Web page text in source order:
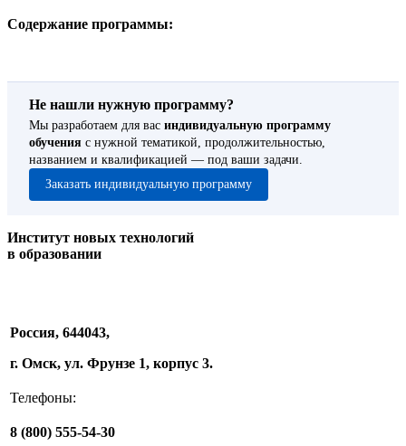
Содержание программы:
Не нашли нужную программу?
Мы разработаем для вас индивидуальную программу
обучения с нужной тематикой, продолжительностью,
названием и квалификацией — под ваши задачи.
Заказать индивидуальную программу
Институт новых технологий
в образовании
Россия, 644043,
г. Омск, ул. Фрунзе 1, корпус 3.
Телефоны:
8 (800) 555-54-30